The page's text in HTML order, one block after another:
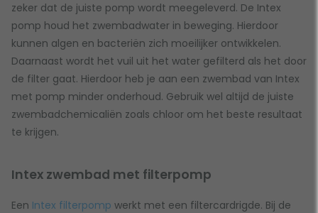
zeker dat de juiste pomp wordt meegeleverd. De Intex
pomp houd het zwembadwater in beweging. Hierdoor
kunnen algen en bacteriën zich moeilijker ontwikkelen.
Daarnaast wordt het vuil uit het water gefilterd als het door
de filter gaat. Hierdoor heb je aan een zwembad van Intex
met pomp minder onderhoud. Gebruik wel altijd de juiste
zwembadchemicaliën zoals chloor om het beste resultaat
te krijgen.
Intex zwembad met filterpomp
Een Intex filterpomp werkt met een filtercardrigde. Bij de